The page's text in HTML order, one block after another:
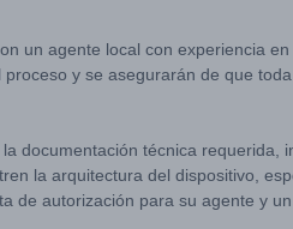
un agente local con experiencia
y se asegurarán de que
documentación técnica requerida,
la arquitectura del dispositivo,
de autorización para su agente y